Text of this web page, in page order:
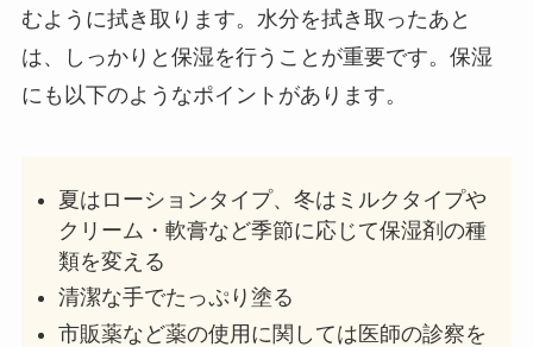
むように拭き取ります。水分を拭き取ったあと
は、しっかりと保湿を行うことが重要です。保湿
にも以下のようなポイントがあります。
夏はローションタイプ、冬はミルクタイプや
クリーム・軟膏など季節に応じて保湿剤の種
類を変える
清潔な手でたっぷり塗る
市販薬など薬の使用に関しては医師の診察を